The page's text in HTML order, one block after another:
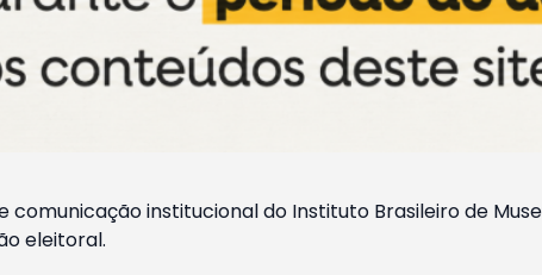
comunicação institucional do Instituto Brasileiro de
eleitoral.